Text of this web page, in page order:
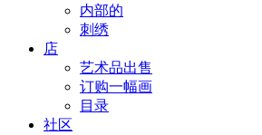
内部的
刺绣
店
艺术品出售
订购一幅画
目录
社区